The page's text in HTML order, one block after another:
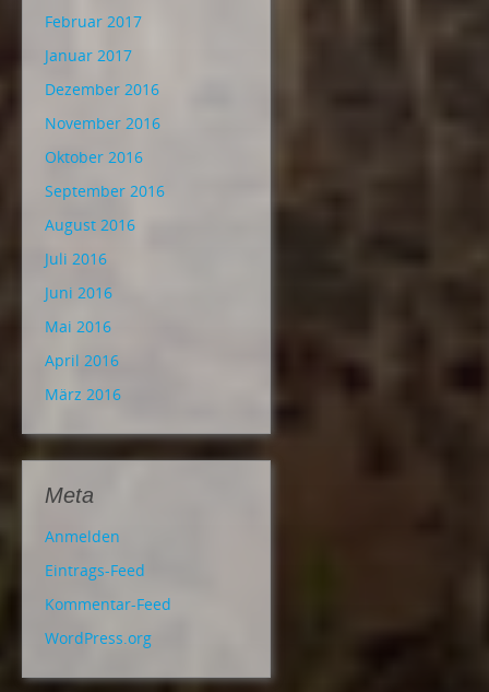
Februar 2017
Januar 2017
Dezember 2016
November 2016
Oktober 2016
September 2016
August 2016
Juli 2016
Juni 2016
Mai 2016
April 2016
März 2016
Meta
Anmelden
Eintrags-Feed
Kommentar-Feed
WordPress.org